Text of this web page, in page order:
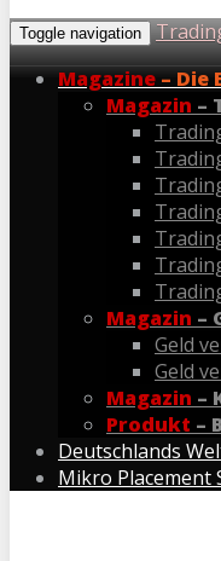
Toggle navigation
Magazine – Die
Magazin –
Magazin –
Geld
Geld
Magazin –
Produkt –
Deutschlands
Mikro Placement